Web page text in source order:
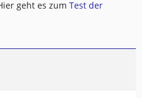
geht es zum Test der